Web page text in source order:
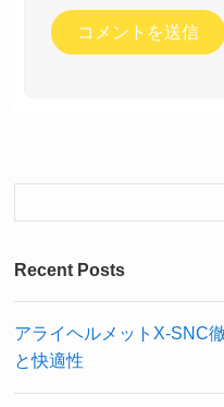
Recent Posts
アライヘルメットX-SNC
と快適性